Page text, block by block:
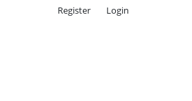
Register Login